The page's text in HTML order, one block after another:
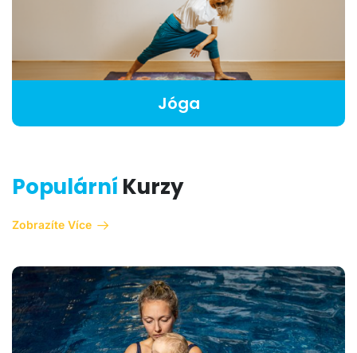
Jóga
Kurzy
Populární
Zobrazíte Více